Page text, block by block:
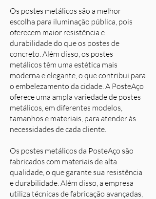
Os postes metálicos são a melhor
escolha para iluminação pública, pois
oferecem maior resistência e
durabilidade do que os postes de
concreto. Além disso, os postes
metálicos têm uma estética mais
moderna e elegante, o que contribui para
o embelezamento da cidade. A PosteAço
oferece uma ampla variedade de postes
metálicos, em diferentes modelos,
tamanhos e materiais, para atender às
necessidades de cada cliente.
Os postes metálicos da PosteAço são
fabricados com materiais de alta
qualidade, o que garante sua resistência
e durabilidade. Além disso, a empresa
utiliza técnicas de fabricação avançadas,